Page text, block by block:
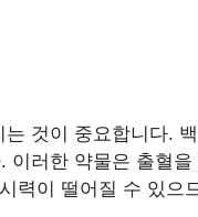
것이 중요합니다.
러한 약물은 출혈
이 떨어질 수 있